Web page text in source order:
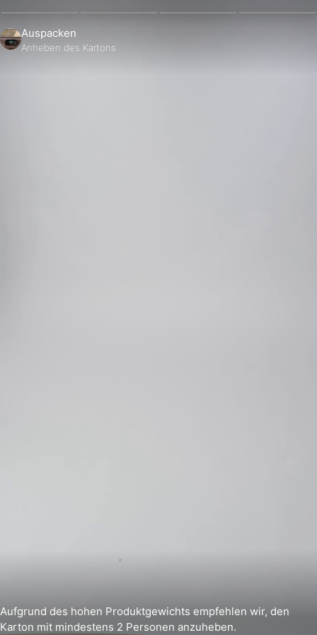
Auspacken
Anheben des Kartons
Aufgrund des hohen Produktgewichts empfehlen wir, den
Karton mit mindestens 2 Personen anzuheben.